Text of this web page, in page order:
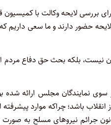
بررسی لایحه وکالت با
حضور دارند و ما سعی داریم
نیست، بلکه بحث حق دفاع
باشد؛ چراکه موارد